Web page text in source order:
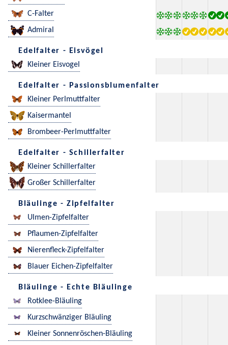
C-Falter
Admiral
Edelfalter - Eisvögel
Kleiner Eisvogel
Edelfalter - Passionsblumenfalter
Kleiner Perlmuttfalter
Kaisermantel
Brombeer-Perlmuttfalter
Edelfalter - Schillerfalter
Kleiner Schillerfalter
Großer Schillerfalter
Bläulinge - Zipfelfalter
Ulmen-Zipfelfalter
Pflaumen-Zipfelfalter
Nierenfleck-Zipfelfalter
Blauer Eichen-Zipfelfalter
Bläulinge - Echte Bläulinge
Rotklee-Bläuling
Kurzschwänziger Bläuling
Kleiner Sonnenröschen-Bläuling